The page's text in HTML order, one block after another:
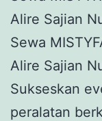
Alire Sajian
Sewa
Alire Sajian
Sukseskan
peralatan